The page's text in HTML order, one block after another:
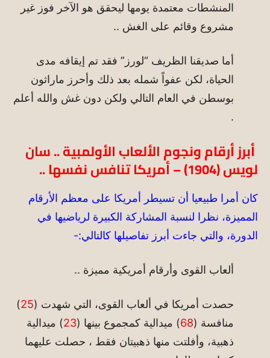
المنشطات معتمدة يومها ليحقق هو الآخر فوز غير
مشروع وقائم على الغش ..
أما صديقنا الظريف “لورز” فقد تم إيقافه مدى
الحياة، لكن عفواً شمله بعد ذلك وأحرز ماراثون
بوسطن في العام التالي ولكن دون غش والله أعلم
.
أبرز أرقام ونجوم الألعاب الأولمبية .. سان
لويس (1904) – أمريكا تنافس نفسها ..
كان أمرا طبيعيا أن تسيطر أمريكا على معظم الأرقام
المميزة، نظرا لنسبة المشاركة الكبيرة لرياضيها في
الدورة، والتي جاءت أبرز تفاصيلها كالتالي:-
ألعاب القوى وأرقام أمريكية مميزة ..
حصدت أمريكا في ألعاب القوى، التي شهدت (25
)
منافسة (68) ميدالية كمجموع بينها (23) ميدالية
ذهبية، وأفلتت منها ذهبيتان فقط ، حصلت عليهما